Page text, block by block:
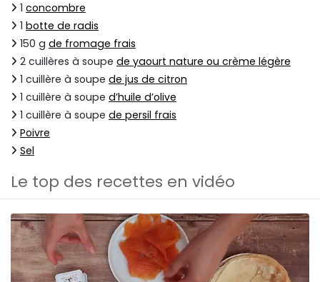
1 concombre
1 botte de radis
150 g de fromage frais
2 cuillères à soupe de yaourt nature ou crème légère
1 cuillère à soupe de jus de citron
1 cuillère à soupe d’huile d’olive
1 cuillère à soupe de persil frais
Poivre
Sel
Le top des recettes en vidéo